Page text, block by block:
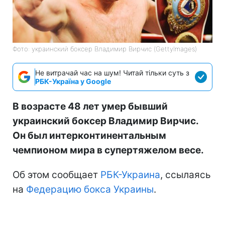
Фото: украинский боксер Владимир Вирчис (GettyImages)
Не витрачай час на шум! Читай тільки суть з
РБК-Україна у Google
В возрасте 48 лет умер бывший
украинский боксер Владимир Вирчис.
Он был интерконтинентальным
чемпионом мира в супертяжелом весе.
Об этом сообщает РБК-Украина, ссылаясь
на Федерацию бокса Украины.